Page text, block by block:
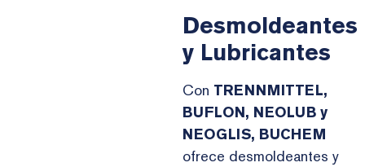
Desmoldeantes
y Lubricantes
Con TRENNMITTEL,
BUFLON, NEOLUB y
NEOGLIS, BUCHEM
ofrece desmoldeantes y